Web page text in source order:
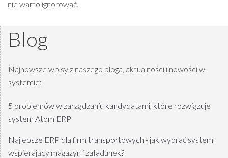
nie warto ignorować.
Blog
Najnowsze wpisy z naszego bloga, aktualności i nowości w
systemie:
5 problemów w zarządzaniu kandydatami, które rozwiązuje
system Atom ERP
Najlepsze ERP dla firm transportowych - jak wybrać system
wspierający magazyn i załadunek?